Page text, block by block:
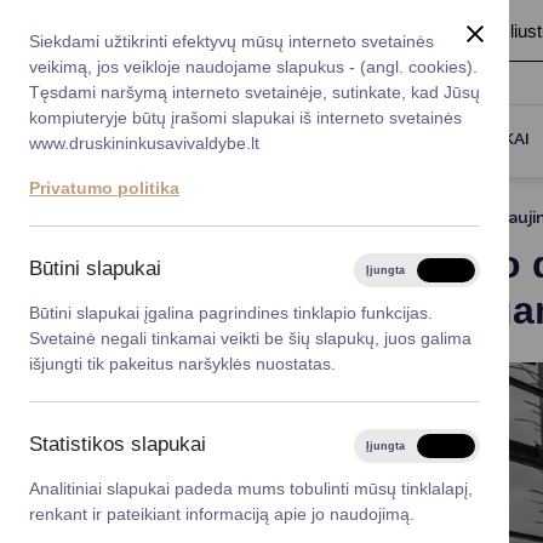
Siekdami užtikrinti efektyvų mūsų interneto svetainės
veikimą, jos veikloje naudojame slapukus - (angl. cookies).
Tęsdami naršymą interneto svetainėje, sutinkate, kad Jūsų
kompiuteryje būtų įrašomi slapukai iš interneto svetainės
www.druskininkusavivaldybe.lt
Privatumo politika
Būtini slapukai Įjungta
Būtini slapukai įgalina pagrindines tinklapio funkcijas.
Svetainė negali tinkamai veikti be šių slapukų, juos galima
išjungti tik pakeitus naršyklės nuostatas.
Statistikos slapukai Įjungta
Analitiniai slapukai padeda mums tobulinti mūsų tinklalapį,
renkant ir pateikiant informaciją apie jo naudojimą.
Šriftas: A A A Fonas: Taryba Meras
Registruokitės
Vicemerai
Mero patarėja
Administracija
Savivaldybės
Planavimo
Korupcijos
Viešieji
Lygios
Savivaldybės
Finansų
Organizacinė
Karjera DUK
DRUSKININKAI
Titulinis Naujienos Mokytojo dienos šventėje –